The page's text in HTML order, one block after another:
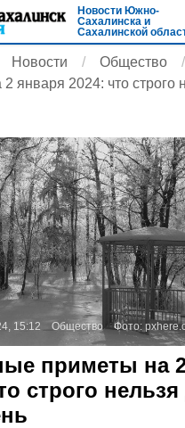
Новости Южно-
Сахалинска и
Сахалинской
Новости Общество
января 2024: что строго
15:12 Общество Фото:
приметы на
строго